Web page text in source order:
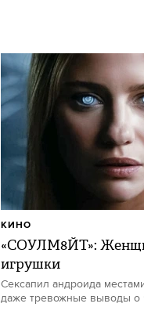
«СОУЛМ8ЙТ»:
игрушки
Сексапил андроида
даже тревожные выводы о
КИНО